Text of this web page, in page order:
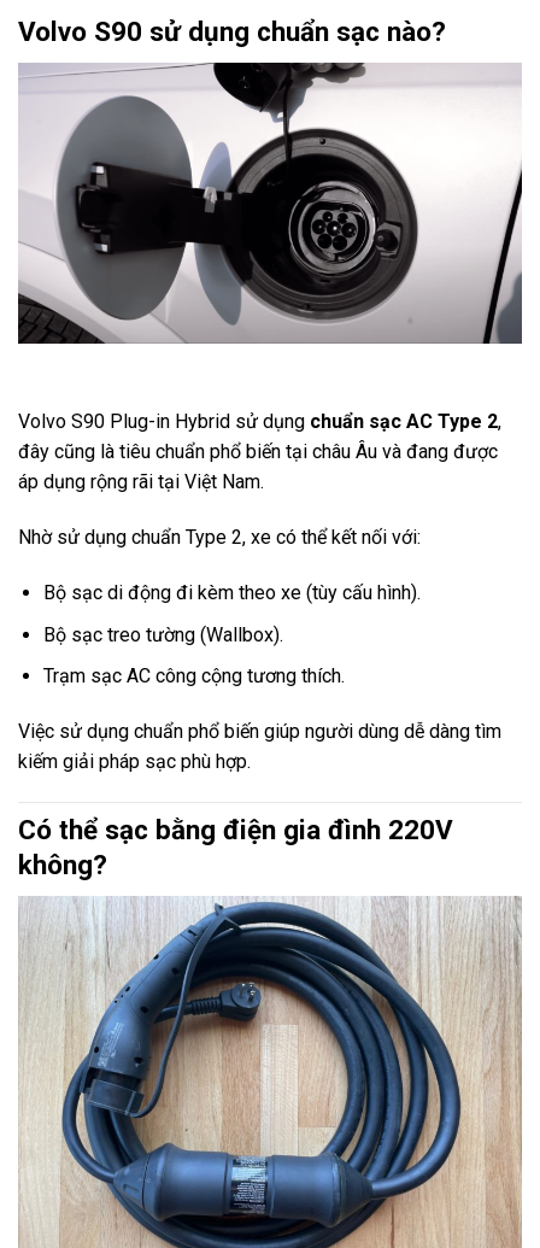
Volvo S90 sử dụng chuẩn sạc nào?
Volvo S90 Plug-in Hybrid sử dụng chuẩn sạc AC Type 2,
đây cũng là tiêu chuẩn phổ biến tại châu Âu và đang được
áp dụng rộng rãi tại Việt Nam.
Nhờ sử dụng chuẩn Type 2, xe có thể kết nối với:
Bộ sạc di động đi kèm theo xe (tùy cấu hình).
Bộ sạc treo tường (Wallbox).
Trạm sạc AC công cộng tương thích.
Việc sử dụng chuẩn phổ biến giúp người dùng dễ dàng tìm
kiếm giải pháp sạc phù hợp.
Có thể sạc bằng điện gia đình 220V
không?